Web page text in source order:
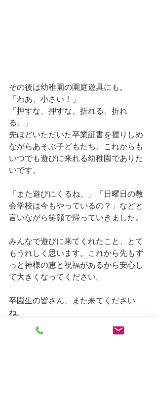
その後は幼稚園の園庭遊具にも。
「わあ、小さい！」
「押すな、押すな。折れる、折れ
る。」
先ほどいただいた卒業証書を握りしめ
ながらあそぶ子どもたち。これからも
いつでも遊びに来れる幼稚園でありた
いです。
「また遊びにくるね。」「日曜日の教
会学校は今もやっているの？」などと
言いながら笑顔で帰っていきました。
みんなで遊びに来てくれたこと、とて
もうれしく思います。これから先もず
っと神様の恵と祝福があるから安心し
て大きくなってください。
卒園生の皆さん、また来てください
ね。
しろがね日記